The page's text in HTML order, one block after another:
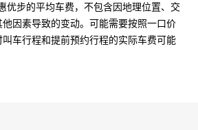
优步的平均车费，不包含因地理位置、交
因素导致的变动。可能需要按照一口价
车行程和提前预约行程的实际车费可能